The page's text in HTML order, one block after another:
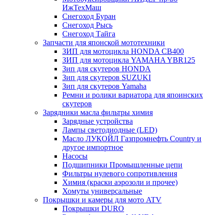
ИжТехМаш
Снегоход Буран
Снегоход Рысь
Снегоход Тайга
Запчасти для японской мототехники
ЗИП для мотоцикла HONDA CB400
ЗИП для мотоцикла YAMAHA YBR125
Зип для скутеров HONDA
Зип для скутеров SUZUKI
Зип для скутеров Yamaha
Ремни и ролики вариатора для япоинских
скутеров
Зарядники масла фильтры химия
Зарядные устройства
Лампы светодиодные (LED)
Масло ЛУКОЙЛ Газпромнефть Country и
другое импортное
Насосы
Подшипники Промышленные цепи
Фильтры нулевого сопротивления
Химия (краски аэрозоли и прочее)
Хомуты универсальные
Покрышки и камеры для мото ATV
Покрышки DURO